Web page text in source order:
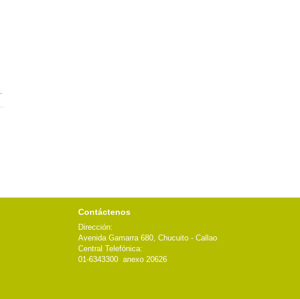
Contáctenos
Dirección:
Avenida Gamarra 680, Chucuito - Callao
Central Telefónica:
01-6343300 anexo 20626